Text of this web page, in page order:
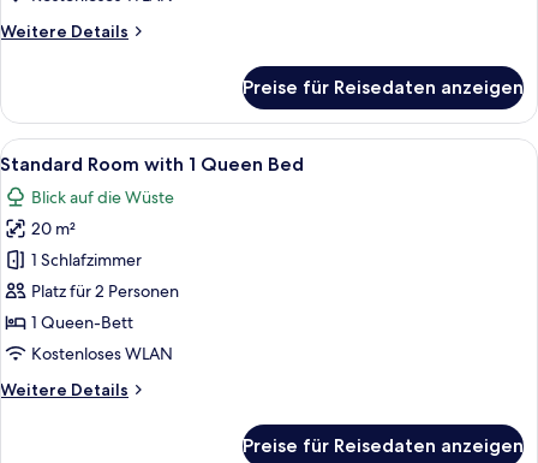
anzeigen
Weitere Details
Weitere
Room
with
1
Double
Bed
Preise für Reisedaten anzeigen
Alle
Fotos
für
Standard
Room
with
1
Queen
anzeigen
Ein Hotelzimmer mit Bett,
5
Standard Room with 1 Queen Bed
Blick auf die Wüste
20 m²
1 Schlafzimmer
Platz für 2 Personen
1 Queen-Bett
Kostenloses WLAN
Weitere Details
Weitere
Preise für Reisedaten anzeigen